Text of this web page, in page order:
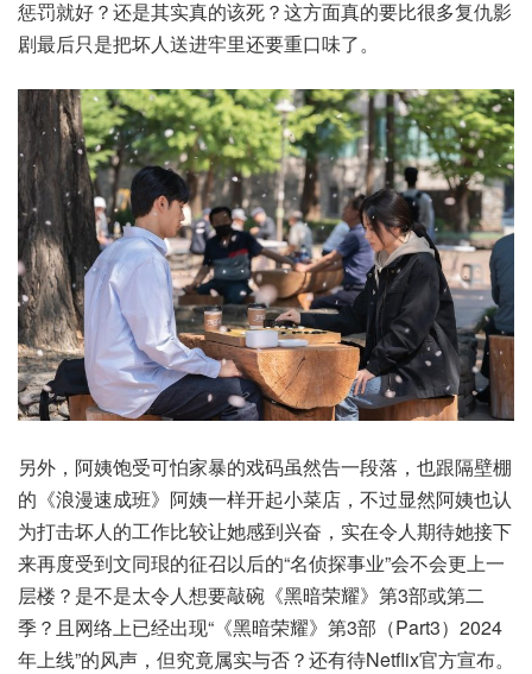
惩罚就好？还是其实真的该死？这方面真的要比很多复仇影
剧最后只是把坏人送进牢里还要重口味了。
另外，阿姨饱受可怕家暴的戏码虽然告一段落，也跟隔壁棚
的《浪漫速成班》阿姨一样开起小菜店，不过显然阿姨也认
为打击坏人的工作比较让她感到兴奋，实在令人期待她接下
来再度受到文同珢的征召以后的“名侦探事业”会不会更上一
层楼？是不是太令人想要敲碗《黑暗荣耀》第3部或第二
季？且网络上已经出现“《黑暗荣耀》第3部（Part3）2024
年上线”的风声，但究竟属实与否？还有待Netflix官方宣布。